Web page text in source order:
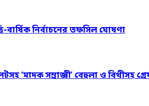
বার্ষিক নির্বাচনের তফসিল ঘোষণা
‘মাদক সম্রাজ্ঞী’ বেহুলা ও বিথীসহ